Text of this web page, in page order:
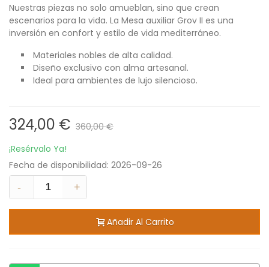
Nuestras piezas no solo amueblan, sino que crean
escenarios para la vida. La Mesa auxiliar Grov II es una
inversión en confort y estilo de vida mediterráneo.
Materiales nobles de alta calidad.
Diseño exclusivo con alma artesanal.
Ideal para ambientes de lujo silencioso.
324,00 € 360,00 €
¡Resérvalo Ya!
Fecha de disponibilidad: 2026-09-26
-
+
Añadir Al Carrito